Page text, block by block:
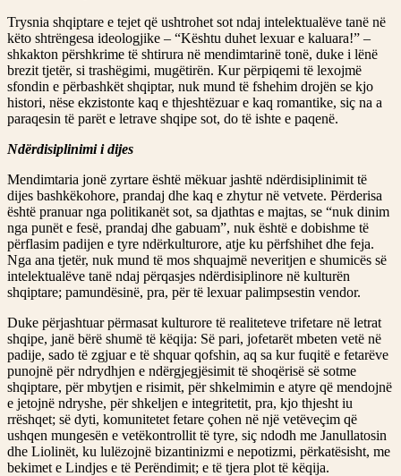
Trysnia shqiptare e tejet që ushtrohet sot ndaj intelektualëve tanë në
këto shtrëngesa ideologjike – “Kështu duhet lexuar e kaluara!” –
shkakton përshkrime të shtirura në mendimtarinë tonë, duke i lënë
brezit tjetër, si trashëgimi, mugëtirën. Kur përpiqemi të lexojmë
sfondin e përbashkët shqiptar, nuk mund të fshehim drojën se kjo
histori, nëse ekzistonte kaq e thjeshtëzuar e kaq romantike, siç na a
paraqesin të parët e letrave shqipe sot, do të ishte e paqenë.
Ndërdisiplinimi i dijes
Mendimtaria jonë zyrtare është mëkuar jashtë ndërdisiplinimit të
dijes bashkëkohore, prandaj dhe kaq e zhytur në vetvete. Përderisa
është pranuar nga politikanët sot, sa djathtas e majtas, se “nuk dinim
nga punët e fesë, prandaj dhe gabuam”, nuk është e dobishme të
përflasim padijen e tyre ndërkulturore, atje ku përfshihet dhe feja.
Nga ana tjetër, nuk mund të mos shquajmë neveritjen e shumicës së
intelektualëve tanë ndaj përqasjes ndërdisiplinore në kulturën
shqiptare; pamundësinë, pra, për të lexuar palimpsestin vendor.
Duke përjashtuar përmasat kulturore të realiteteve trifetare në letrat
shqipe, janë bërë shumë të këqija: Së pari, jofetarët mbeten vetë në
padije, sado të zgjuar e të shquar qofshin, aq sa kur fuqitë e fetarëve
punojnë për ndrydhjen e ndërgjegjësimit të shoqërisë së sotme
shqiptare, për mbytjen e risimit, për shkelmimin e atyre që mendojnë
e jetojnë ndryshe, për shkeljen e integritetit, pra, kjo thjesht iu
rrëshqet; së dyti, komunitetet fetare çohen në një vetëveçim që
ushqen mungesën e vetëkontrollit të tyre, siç ndodh me Janullatosin
dhe Liolinët, ku lulëzojnë bizantinizmi e nepotizmi, përkatësisht, me
bekimet e Lindjes e të Perëndimit; e të tjera plot të këqija.